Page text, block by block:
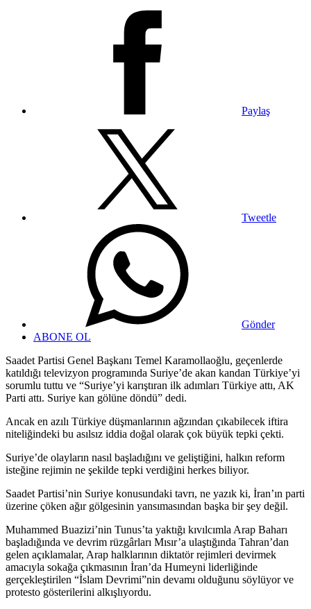
Paylaş
Tweetle
Gönder
ABONE OL
Saadet Partisi Genel Başkanı Temel Karamollaoğlu, geçenlerde
katıldığı televizyon programında Suriye’de akan kandan Türkiye’yi
sorumlu tuttu ve “Suriye’yi karıştıran ilk adımları Türkiye attı, AK
Parti attı. Suriye kan gölüne döndü” dedi.
Ancak en azılı Türkiye düşmanlarının ağzından çıkabilecek iftira
niteliğindeki bu asılsız iddia doğal olarak çok büyük tepki çekti.
Suriye’de olayların nasıl başladığını ve geliştiğini, halkın reform
isteğine rejimin ne şekilde tepki verdiğini herkes biliyor.
Saadet Partisi’nin Suriye konusundaki tavrı, ne yazık ki, İran’ın parti
üzerine çöken ağır gölgesinin yansımasından başka bir şey değil.
Muhammed Buazizi’nin Tunus’ta yaktığı kıvılcımla Arap Baharı
başladığında ve devrim rüzgârları Mısır’a ulaştığında Tahran’dan
gelen açıklamalar, Arap halklarının diktatör rejimleri devirmek
amacıyla sokağa çıkmasının İran’da Humeyni liderliğinde
gerçekleştirilen “İslam Devrimi”nin devamı olduğunu söylüyor ve
protesto gösterilerini alkışlıyordu.